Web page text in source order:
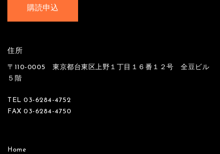
住所
〒110-0005 東京都台東区上野１丁目１６番１２号 全豆ビル
５階
TEL 03-6284-4752
FAX 03-6284-4750
Home